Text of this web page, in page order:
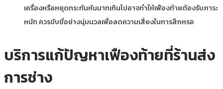
เครื่องหรือหยุดกระทันหันมากเกินไปอาจทำให้เฟืองท้ายต้องรับภาระ
หนัก ควรขับขี่อย่างนุ่มนวลเพื่อลดความเสี่ยงในการสึกหรอ
บริการแก้ปัญหาเฟืองท้ายที่ร้านส่ง
การช่าง